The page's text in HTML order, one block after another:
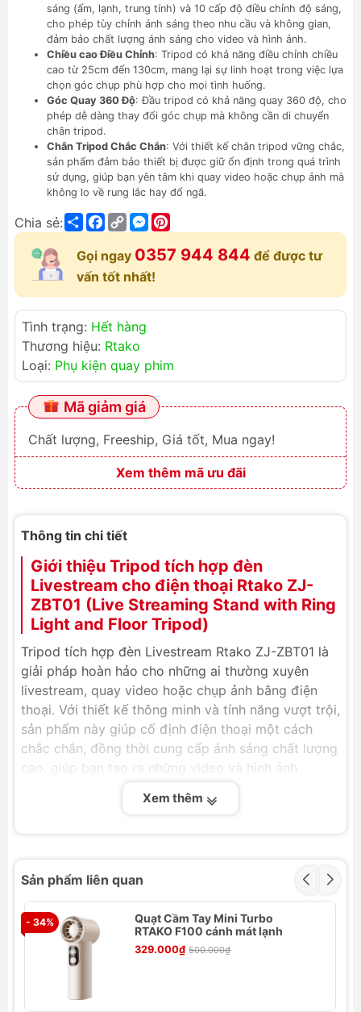
sáng (ấm, lạnh, trung tính) và 10 cấp độ điều chỉnh độ sáng,
cho phép tùy chỉnh ánh sáng theo nhu cầu và không gian,
đảm bảo chất lượng ánh sáng cho video và hình ảnh.
Chiều cao Điều Chỉnh: Tripod có khả năng điều chỉnh chiều
cao từ 25cm đến 130cm, mang lại sự linh hoạt trong việc lựa
chọn góc chụp phù hợp cho mọi tình huống.
Góc Quay 360 Độ: Đầu tripod có khả năng quay 360 độ, cho
phép dễ dàng thay đổi góc chụp mà không cần di chuyển
chân tripod.
Chân Tripod Chắc Chắn: Với thiết kế chân tripod vững chắc,
sản phẩm đảm bảo thiết bị được giữ ổn định trong quá trình
sử dụng, giúp bạn yên tâm khi quay video hoặc chụp ảnh mà
không lo về rung lắc hay đổ ngã.
Chia sẻ: ShareFacebook
Copy
Link
Messenger
Gọi ngay 0357 944 844 để được tư
vấn tốt nhất!
Tình trạng: Hết hàng
Thương hiệu: Rtako
Loại: Phụ kiện quay phim
Mã giảm giá
Chất lượng, Freeship, Giá tốt, Mua ngay!
Xem thêm mã ưu đãi
Thông tin chi tiết
Giới thiệu Tripod tích hợp đèn
Livestream cho điện thoại Rtako ZJ-
ZBT01 (Live Streaming Stand with Ring
Light and Floor Tripod)
Tripod tích hợp đèn Livestream Rtako ZJ-ZBT01 là
giải pháp hoàn hảo cho những ai thường xuyên
livestream, quay video hoặc chụp ảnh bằng điện
thoại. Với thiết kế thông minh và tính năng vượt trội,
sản phẩm này giúp cố định điện thoại một cách
chắc chắn, đồng thời cung cấp ánh sáng chất lượng
cao, giúp bạn tạo ra những video và hình ảnh
Tính năng nổi bật của Tripod tích hợp
đèn Livestream Rtako ZJ-ZBT01
Sản phẩm được trang bị đèn LED với 3 chế độ
ánh sáng (ấm, lạnh, trung tính) và 10 cấp độ
điều chỉnh độ sáng. Điều này cho phép bạn dễ
dàng tùy chỉnh ánh sáng theo nhu cầu và
không gian, đảm bảo ánh sáng luôn đạt yêu
Xem thêm
Sản phẩm liên quan
- 34%
Quạt Cầm Tay Mini Turbo
RTAKO F100 cánh mát lạnh
329.000₫ 500.000₫